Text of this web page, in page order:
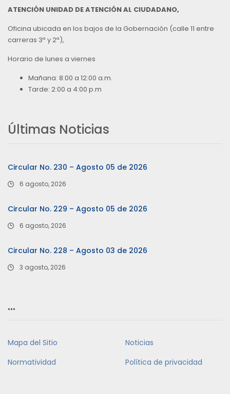
ATENCIÓN UNIDAD DE ATENCIÓN AL CIUDADANO,
Oficina ubicada en los bajos de la Gobernación (calle 11 entre
carreras 3ª y 2ª),
Horario de lunes a viernes
Mañana: 8:00 a 12:00 a.m.
Tarde: 2:00 a 4:00 p.m
Últimas Noticias
Circular No. 230 – Agosto 05 de 2026
6 agosto, 2026
Circular No. 229 – Agosto 05 de 2026
6 agosto, 2026
Circular No. 228 – Agosto 03 de 2026
3 agosto, 2026
…
Mapa del Sitio
Noticias
Normatividad
Política de privacidad